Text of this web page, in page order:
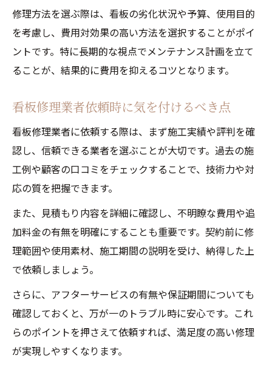
修理方法を選ぶ際は、看板の劣化状況や予算、使用目的
を考慮し、費用対効果の高い方法を選択することがポイ
ントです。特に長期的な視点でメンテナンス計画を立て
ることが、結果的に費用を抑えるコツとなります。
看板修理業者依頼時に気を付けるべき点
看板修理業者に依頼する際は、まず施工実績や評判を確
認し、信頼できる業者を選ぶことが大切です。過去の施
工例や顧客の口コミをチェックすることで、技術力や対
応の質を把握できます。
また、見積もり内容を詳細に確認し、不明瞭な費用や追
加料金の有無を明確にすることも重要です。契約前に修
理範囲や使用素材、施工期間の説明を受け、納得した上
で依頼しましょう。
さらに、アフターサービスの有無や保証期間についても
確認しておくと、万が一のトラブル時に安心です。これ
らのポイントを押さえて依頼すれば、満足度の高い修理
が実現しやすくなります。